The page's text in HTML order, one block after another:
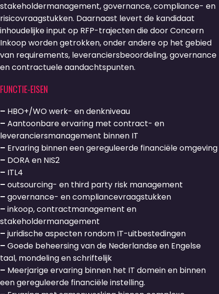
stakeholdermanagement, governance, compliance- en
risicovraagstukken. Daarnaast levert de kandidaat
inhoudelijke input op RFP-trajecten die door Concern
Inkoop worden getrokken, onder andere op het gebied
van requirements, leveranciersbeoordeling, governance
en contractuele aandachtspunten.
FUNCTIE-EISEN
– HBO+/WO werk- en denkniveau
– Aantoonbare ervaring met contract- en
leveranciersmanagement binnen IT
– Ervaring binnen een gereguleerde financiële omgeving
– DORA en NIS2
– ITL4
– outsourcing- en third party risk management
– governance- en compliancevraagstukken
– inkoop, contractmanagement en
stakeholdermanagement
– juridische aspecten rondom IT-uitbestedingen
– Goede beheersing van de Nederlandse en Engelse
taal, mondeling en schriftelijk
– Meerjarige ervaring binnen het IT domein en binnen
een gereguleerde financiële instelling.